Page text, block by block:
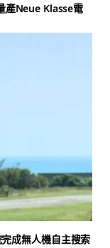
產Neue Klasse電
成無人機自主搜索